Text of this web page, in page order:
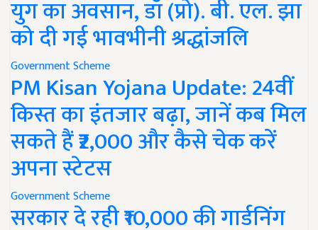
युग का अवसान, डॉ (प्रो). बी. एल. झा
को दी गई भावभीनी श्रद्धांजलि
Government Scheme
PM Kisan Yojana Update: 24वीं
किस्त का इंतजार बढ़ा, जानें कब मिल
सकते हैं ₹2,000 और कैसे चेक करें
अपना स्टेटस
Government Scheme
सरकार दे रही ₹10,000 की गार्डनिंग